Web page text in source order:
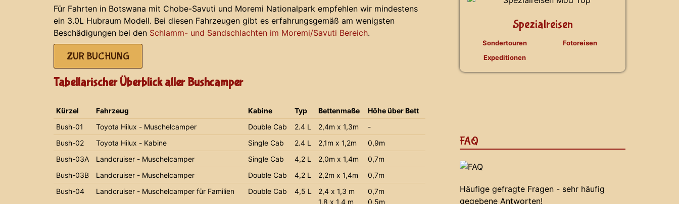
Für Fahrten in Botswana mit Chobe-Savuti und Moremi Nationalpark empfehlen wir mindestens
ein 3.0L Hubraum Modell. Bei diesen Fahrzeugen gibt es erfahrungsgemäß am wenigsten
Beschädigungen bei den Schlamm- und Sandschlachten im Moremi/Savuti Bereich.
ZUR BUCHUNG
Tabellarischer Überblick aller Bushcamper
Kürzel Fahrzeug Kabine Typ Bettenmaße
Höhe über Bett
Bush-01
Toyota Hilux - Muschelcamper Double Cab 2.4 L 2,4m x 1,3m
-
Bush-02
Toyota Hilux - Kabine Single Cab 2.4 L 2,1m x 1,2m
0,9m
Bush-03A
Landcruiser - Muschelcamper Single Cab 4,2 L 2,0m x 1,4m
0,7m
Bush-03B
Landcruiser - Muschelcamper Double Cab 4,2 L 2,2m x 1,4m
0,7m
Bush-04
Landcruiser - Muschelcamper für Familien Double Cab 4,5 L
2,4 x 1,3 m
1,8 x 1,4 m
0,7m
0,5m
Spezialreisen
Sondertouren
Expeditionen
Fotoreisen
FAQ
Häufige gefragte Fragen - sehr häufig
gegebene Antworten!